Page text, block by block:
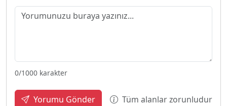
0/1000 karakter
Yorumu Gönder Tüm alanlar zorunludur